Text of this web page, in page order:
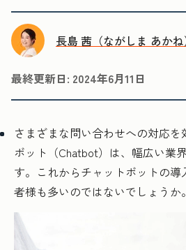
長島 茜（ながしま あかね
最終更新日: 2024年6月11日
さまざまな問い合わせへの対応
ボット（Chatbot）は、幅広い業
す。これからチャットボットの
者様も多いのではないでしょうか。